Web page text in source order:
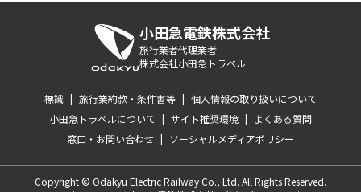
小田急電鉄株式会社
旅行業者代理業者
株式会社小田急トラベル
標識 | 旅行業約款・条件書等 | 個人情報の取り扱いについて
小田急トラベルについて | サイト推奨環境 | よくある質問
窓口・お問い合わせ | ソーシャルメディアポリシー
Copyright © Odakyu Electric Railway Co., Ltd. All Rights Reserved.